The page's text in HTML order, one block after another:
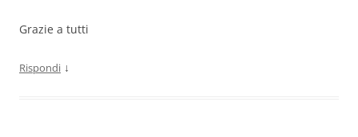
Grazie a tutti
Rispondi ↓